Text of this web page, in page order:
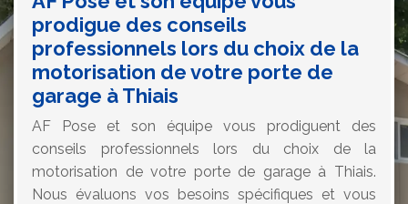
prodigue des conseils
professionnels lors du choix de la
motorisation de votre porte de
garage à Thiais
AF Pose et son équipe vous prodiguent des
conseils professionnels lors du choix de la
motorisation de votre porte de garage à Thiais.
Nous évaluons vos besoins spécifiques et vous